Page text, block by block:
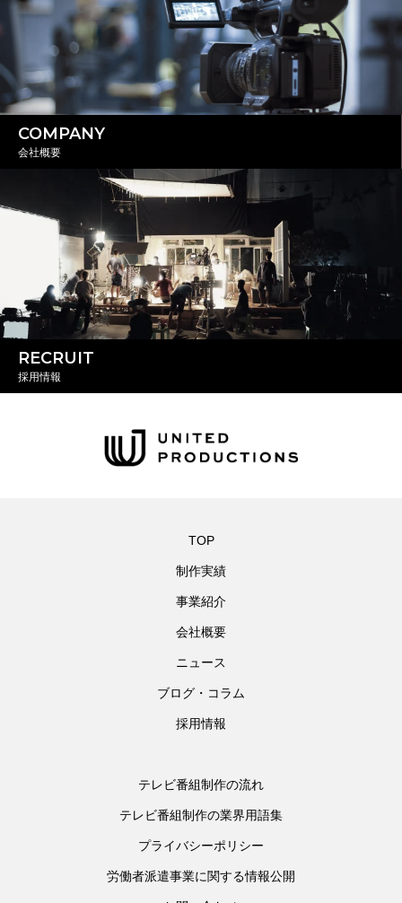
COMPANY
会社概要
RECRUIT
採用情報
TOP
制作実績
事業紹介
会社概要
ニュース
ブログ・コラム
採用情報
テレビ番組制作の流れ
テレビ番組制作の業界用語集
プライバシーポリシー
労働者派遣事業に関する情報公開